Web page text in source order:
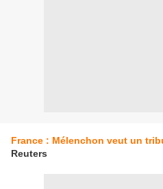
France : Mélenchon veut un
Reuters